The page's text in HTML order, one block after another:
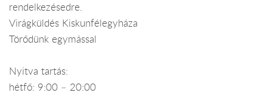
rendelkezésedre.
Virágküldés Kiskunfélegyháza
Törődünk egymással
Nyitva tartás:
hétfő: 9:00 – 20:00